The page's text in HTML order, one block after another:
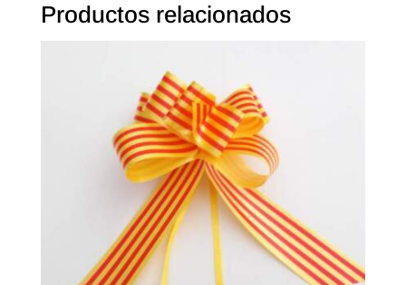
Productos relacionados